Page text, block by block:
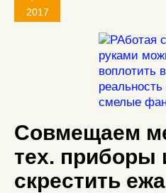
2017
Совмещаем
тех. приборы
скрестить